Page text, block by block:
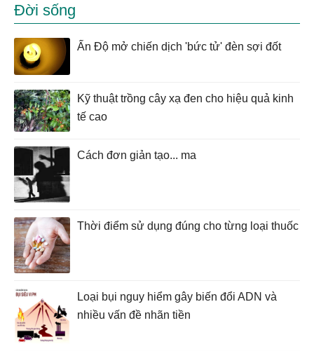
Đời sống
Ấn Độ mở chiến dịch 'bức tử' đèn sợi đốt
Kỹ thuật trồng cây xạ đen cho hiệu quả kinh
tế cao
Cách đơn giản tạo... ma
Thời điểm sử dụng đúng cho từng loại thuốc
Loại bụi nguy hiểm gây biến đổi ADN và
nhiều vấn đề nhãn tiền